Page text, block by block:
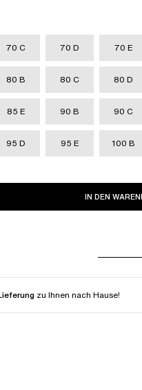
70 C 70 D 70 E
80 B 80 C 80 D
85 E 90 B 90 C
95 D 95 E 100 B
IN DEN
zu Ihnen nach Hause!